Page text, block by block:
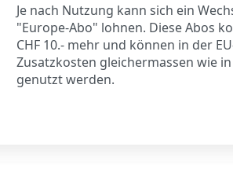
Je nach Nutzung kann sich ein
"Europe-Abo" lohnen. Diese Abos
CHF 10.- mehr und können in der
Zusatzkosten gleichermassen wie
genutzt werden.